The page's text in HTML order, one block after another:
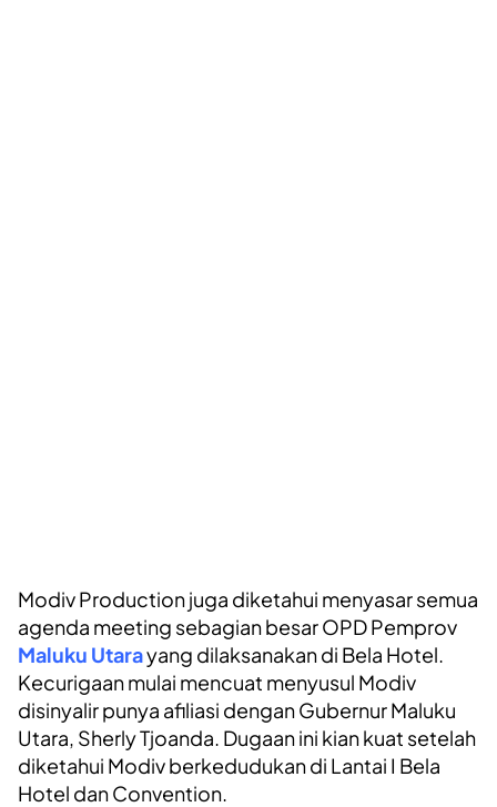
Modiv Production juga diketahui menyasar semua
agenda meeting sebagian besar OPD Pemprov
Maluku Utarayang dilaksanakan di Bela Hotel.
Kecurigaan mulai mencuat menyusul Modiv
disinyalir punya afiliasi dengan Gubernur Maluku
Utara, Sherly Tjoanda. Dugaan ini kian kuat setelah
diketahui Modiv berkedudukan di Lantai I Bela
Hotel dan Convention.